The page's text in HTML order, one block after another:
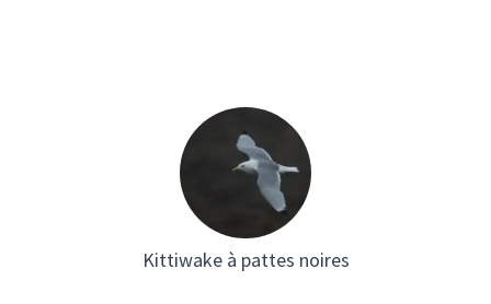
Kittiwake à pattes noires